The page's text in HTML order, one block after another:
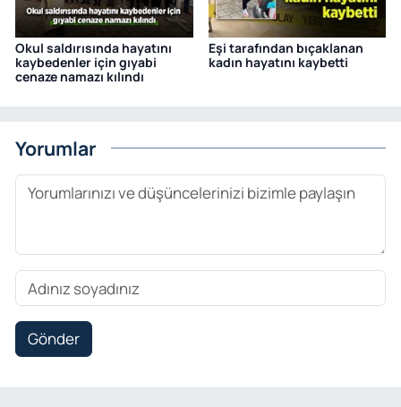
Okul saldırısında hayatını
kaybedenler için gıyabi
cenaze namazı kılındı
Eşi tarafından bıçaklanan
kadın hayatını kaybetti
Yorumlar
Gönder